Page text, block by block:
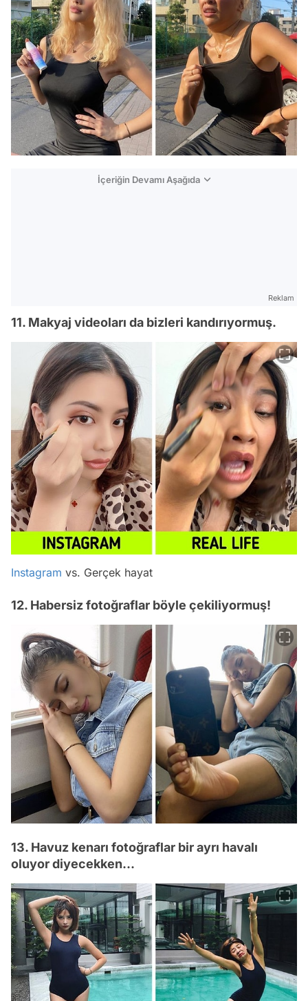
İçeriğin Devamı Aşağıda
Reklam
11. Makyaj videoları da bizleri kandırıyormuş.
Instagram vs. Gerçek hayat
12. Habersiz fotoğraflar böyle çekiliyormuş!
13. Havuz kenarı fotoğraflar bir ayrı havalı
oluyor diyecekken...